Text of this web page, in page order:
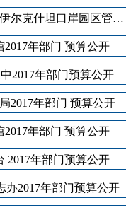
新疆维吾尔自治区喀什经济开发区伊尔克什坦口岸园区管理委员会2017年部门预算公开
年部门 预算公开
2017年部门预算公开
2017年部门 预算公开
年部门 预算公开
2017年部门预算公开
办2017年部门预算公开